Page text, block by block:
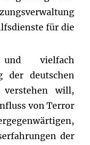
für die
vielfach
der deutschen
verstehen will,
von Terror
der